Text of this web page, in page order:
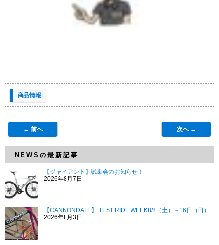
商品情報
← 前へ 次へ →
NEWSの最新記事
【ジャイアント】試乗会のお知らせ！
2026年8月7日
【CANNONDALE】 TEST RIDE WEEK8/8（土）～16日（日）
2026年8月3日